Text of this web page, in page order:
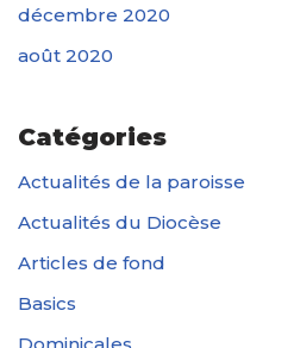
décembre 2020
août 2020
Catégories
Actualités de la paroisse
Actualités du Diocèse
Articles de fond
Basics